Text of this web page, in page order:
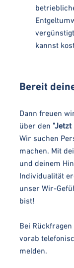
kannst
Bereit
Dann freuen
über den
Wir suchen
machen. Mit
und deinem
Individualität
unser Wir-
bist!
Bei
vorab
melden.